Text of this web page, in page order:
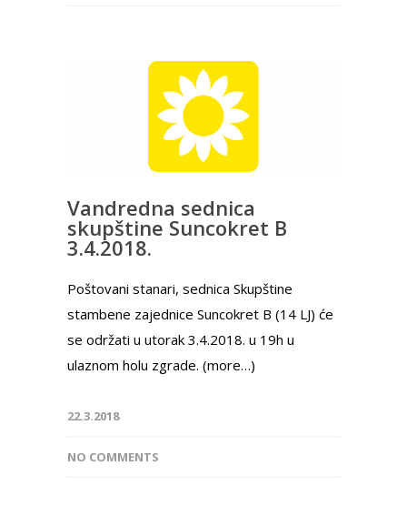
Vandredna sednica
skupštine Suncokret B
3.4.2018.
Poštovani stanari, sednica Skupštine
stambene zajednice Suncokret B (14 LJ) će
se održati u utorak 3.4.2018. u 19h u
ulaznom holu zgrade. (more…)
22.3.2018
NO COMMENTS